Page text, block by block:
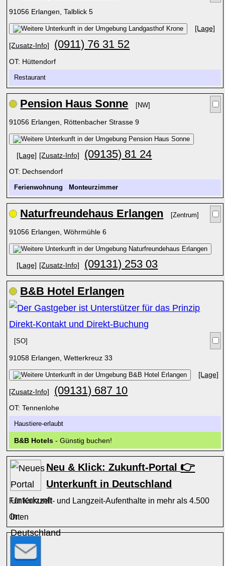
91056 Erlangen, Talblick 5
[Lage]
[Zusatz-Info] (0911) 76 31 52
OT: Hüttendorf
Restaurant
Pension Haus Sonne [NW]
91056 Erlangen, Röttenbacher Strasse 9
[Lage] [Zusatz-Info] (09135) 81 24
OT: Dechsendorf
Ferienwohnung Monteurzimmer
Naturfreundehaus Erlangen [Zentrum]
91056 Erlangen, Wöhrmühle 6
[Lage] [Zusatz-Info] (09131) 253 03
B&B Hotel Erlangen
[SO]
91058 Erlangen, Wetterkreuz 33
[Lage]
[Zusatz-Info] (09131) 687 10
OT: Tennenlohe
Haustiere-erlaubt
B&B Hotels - Günstig buchen!
Neu & Klick: Zukunft-Portal 👉
Unterkunft in Deutschland
Für Kurzzeit- und Langzeit-Aufenthalte in mehr als 4.500
Orten